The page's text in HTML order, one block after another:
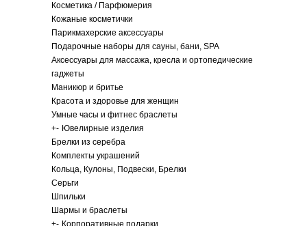
Косметика / Парфюмерия
Кожаные косметички
Парикмахерские аксессуары
Подарочные наборы для сауны, бани, SPA
Аксессуары для массажа, кресла и ортопедические
гаджеты
Маникюр и бритье
Красота и здоровье для женщин
Умные часы и фитнес браслеты
+- Ювелирные изделия
Брелки из серебра
Комплекты украшений
Кольца, Кулоны, Подвески, Брелки
Серьги
Шпильки
Шармы и браслеты
+- Корпоративные подарки